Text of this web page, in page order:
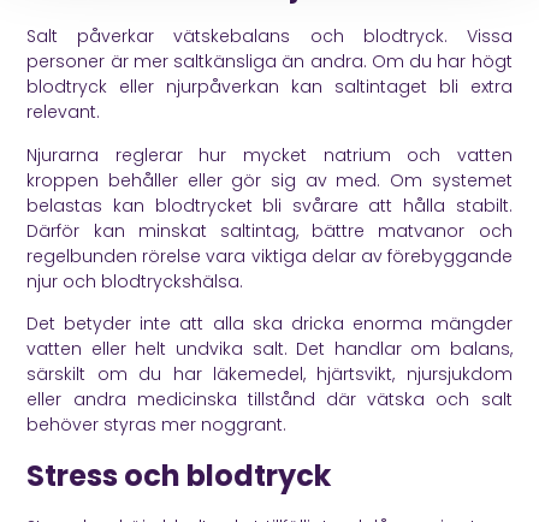
Salt påverkar vätskebalans och blodtryck. Vissa
personer är mer saltkänsliga än andra. Om du har högt
blodtryck eller njurpåverkan kan saltintaget bli extra
relevant.
Njurarna reglerar hur mycket natrium och vatten
kroppen behåller eller gör sig av med. Om systemet
belastas kan blodtrycket bli svårare att hålla stabilt.
Därför kan minskat saltintag, bättre matvanor och
regelbunden rörelse vara viktiga delar av förebyggande
njur och blodtryckshälsa.
Det betyder inte att alla ska dricka enorma mängder
vatten eller helt undvika salt. Det handlar om balans,
särskilt om du har läkemedel, hjärtsvikt, njursjukdom
eller andra medicinska tillstånd där vätska och salt
behöver styras mer noggrant.
Stress och blodtryck